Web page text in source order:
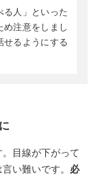
る人」といった
め注意をしまし
せるようにする
目線が下がって
い難いです。 必